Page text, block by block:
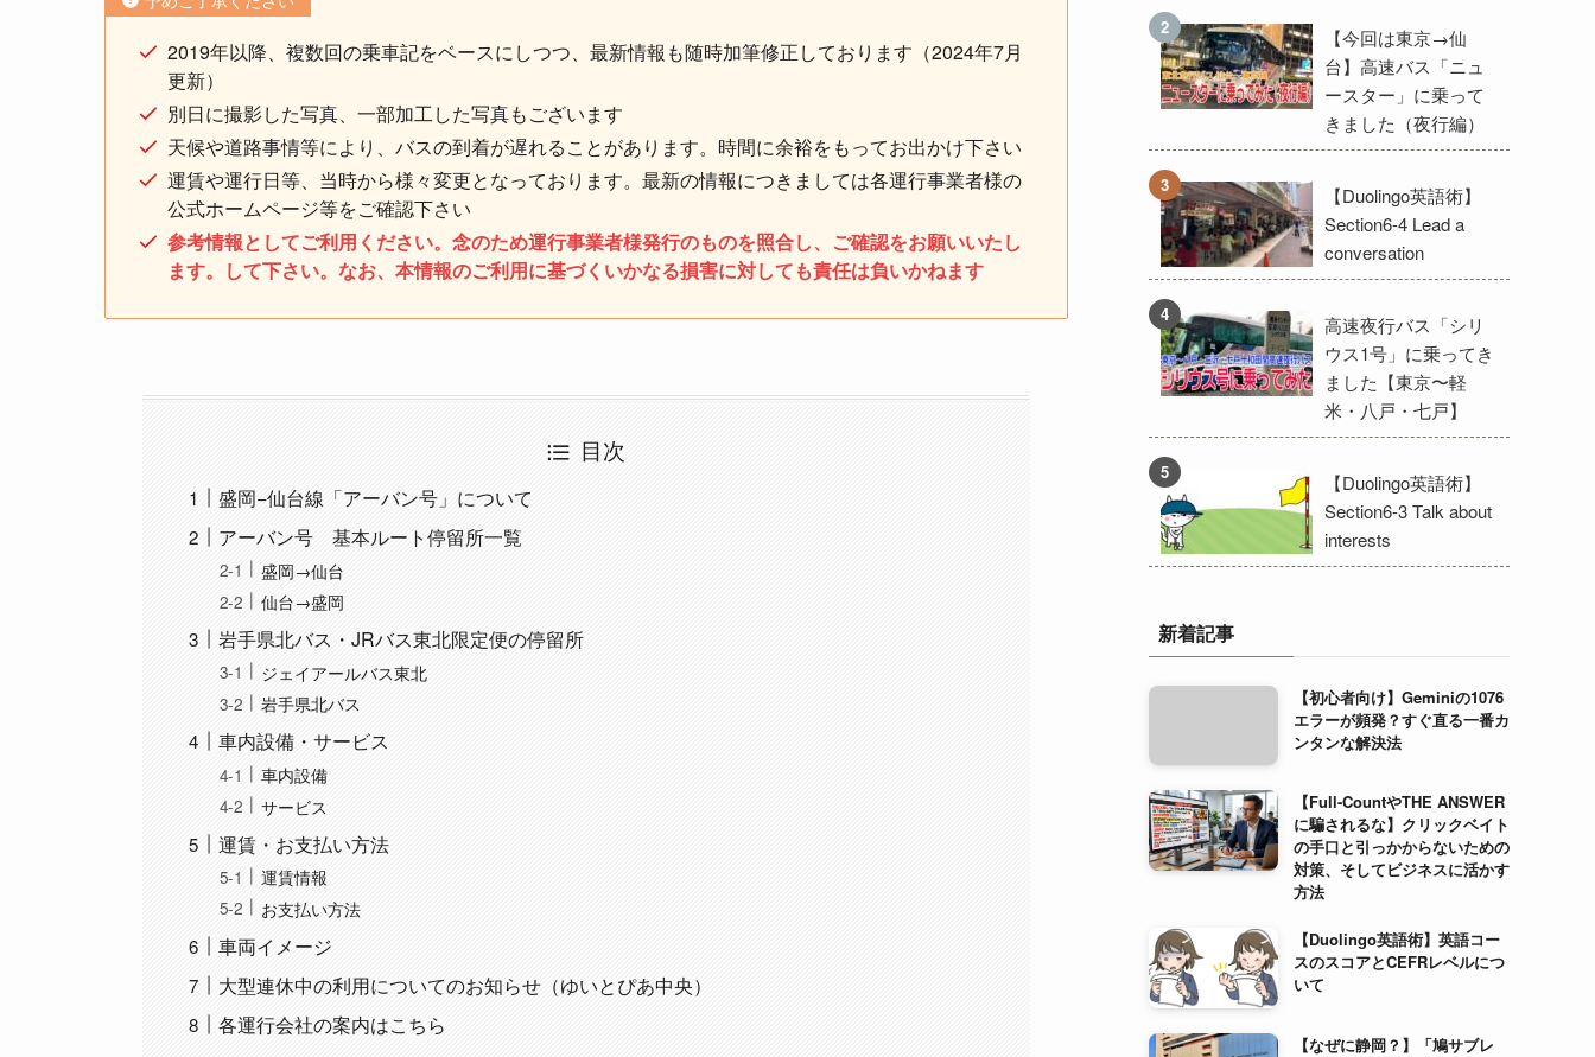
2019年以降、複数回の乗車記をベースにしつつ、最新情報も随時加筆修正しております（2024年7月
更新）
別日に撮影した写真、一部加工した写真もございます
天候や道路事情等により、バスの到着が遅れることがあります。時間に余裕をもってお出かけ下さい
運賃や運行日等、当時から様々変更となっております。最新の情報につきましては各運行事業者様の
公式ホームページ等をご確認下さい
参考情報としてご利用ください。念のため運行事業者様発行のものを照合し、ご確認をお願いいたし
ます。して下さい。なお、本情報のご利用に基づくいかなる損害に対しても責任は負いかねます
目次
盛岡−仙台線「アーバン号」について
アーバン号 基本ルート停留所一覧
盛岡→仙台
仙台→盛岡
岩手県北バス・JRバス東北限定便の停留所
ジェイアールバス東北
岩手県北バス
車内設備・サービス
車内設備
サービス
運賃・お支払い方法
運賃情報
お支払い方法
車両イメージ
大型連休中の利用についてのお知らせ（ゆいとぴあ中央）
各運行会社の案内はこちら
【今回は東京→仙
台】高速バス「ニュ
ースター」に乗って
きました（夜行編）
【Duolingo英語術】
Section6-4 Lead a
conversation
高速夜行バス「シリ
ウス1号」に乗ってき
ました【東京〜軽
米・八戸・七戸】
【Duolingo英語術】
Section6-3 Talk about
interests
新着記事
【初心者向け】Geminiの1076
エラーが頻発？すぐ直る一番カ
ンタンな解決法
【Full-CountやTHE ANSWER
に騙されるな】クリックベイト
の手口と引っかからないための
対策、そしてビジネスに活かす
方法
【Duolingo英語術】英語コー
スのスコアとCEFRレベルにつ
いて
【なぜに静岡？】「鳩サブレ